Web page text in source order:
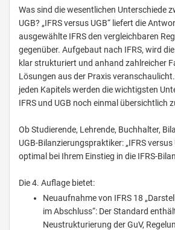
Was sind die wesentlichen Unterschiede
UGB? „IFRS versus UGB“ liefert die
ausgewählte IFRS den vergleichbaren
gegenüber. Aufgebaut nach IFRS, wird
klar strukturiert und anhand zahlreicher
Lösungen aus der Praxis
jeden Kapitels werden die wichtigsten
IFRS und UGB noch einmal übersichtlich
Ob Studierende, Lehrende, Buchhalter,
UGB-Bilanzierungspraktiker: „IFRS
optimal bei Ihrem Einstieg in die IFRS-
Die 4. Auflage bietet:
Neuaufnahme von IFRS 18
im Abschluss“: Der Standard
Neustrukturierung der GuV,